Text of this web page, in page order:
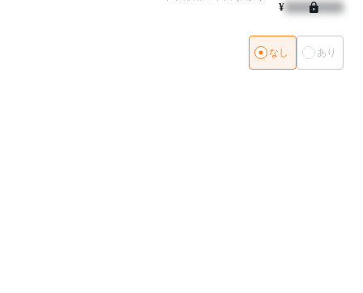
¥
なし あり